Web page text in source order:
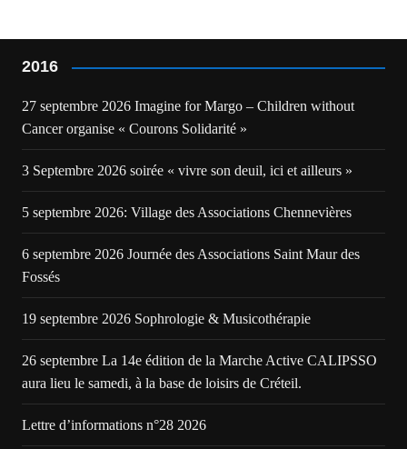
2016
27 septembre 2026 Imagine for Margo – Children without
Cancer organise « Courons Solidarité »
3 Septembre 2026 soirée « vivre son deuil, ici et ailleurs »
5 septembre 2026: Village des Associations Chennevières
6 septembre 2026 Journée des Associations Saint Maur des
Fossés
19 septembre 2026 Sophrologie & Musicothérapie
26 septembre La 14e édition de la Marche Active CALIPSSO
aura lieu le samedi, à la base de loisirs de Créteil.
Lettre d’informations n°28 2026